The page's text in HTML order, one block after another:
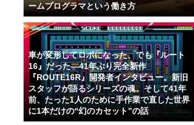
ームプログラマという働き方
車が変形してロボになった、でも『ルート
16』だった―41年ぶり完全新作
『ROUTE16R』開発者インタビュー。新旧
スタッフが語るシリーズの魂。そして41年
前、たった1人のために手作業で直した世界
に1本だけの“幻のカセット”の話